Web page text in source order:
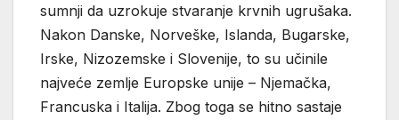
sumnji da uzrokuje stvaranje krvnih ugrušaka.
Nakon Danske, Norveške, Islanda, Bugarske,
Irske, Nizozemske i Slovenije, to su učinile
najveće zemlje Europske unije – Njemačka,
Francuska i Italija. Zbog toga se hitno sastaje